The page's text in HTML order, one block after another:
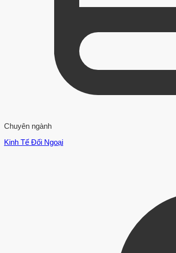
Chuyên ngành
Kinh Tế Đối Ngoại